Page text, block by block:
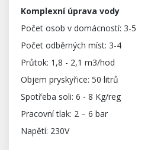
Komplexní úprava vody
Počet osob v domácností: 3-5
Počet odběrných míst: 3-4
Průtok: 1,8 - 2,1 m3/hod
Objem pryskyřice: 50 litrů
Spotřeba soli: 6 - 8 Kg/reg
Pracovní tlak: 2 – 6 bar
Napětí: 230V